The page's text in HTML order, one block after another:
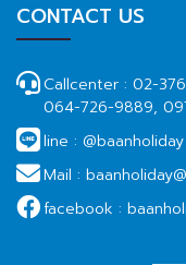
CONTACT US
Callcenter : 02-
064-726-9889,
line : @baanholiday
Mail :
facebook :